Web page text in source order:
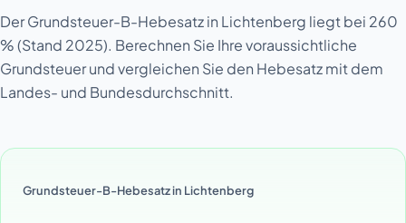
Der Grundsteuer-B-Hebesatz in Lichtenberg liegt bei 260
% (Stand 2025). Berechnen Sie Ihre voraussichtliche
Grundsteuer und vergleichen Sie den Hebesatz mit dem
Landes- und Bundesdurchschnitt.
Grundsteuer-B-Hebesatz in Lichtenberg